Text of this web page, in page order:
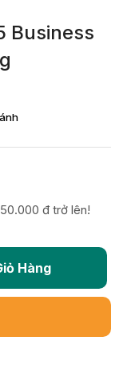
Business
đ trở lên!
Hàng